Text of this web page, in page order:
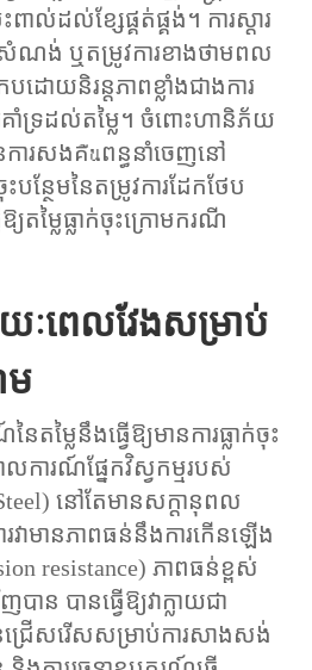
ល់ដល់ខ្សែផ្គត់ផ្គង់។ ការស្តារ
ណង់ ឬតម្រូវការខាងថាមពល
ោយនិរន្តភាពខ្លាំងជាងការ
ាំទ្រដល់តម្លៃ។ ចំពោះហានិភ័យ
ការសងគืนពន្ធនាំចេញនៅ
ន្ថែមនៃតម្រូវការដែកថែប
តម្លៃធ្លាក់ចុះក្រោមករណី
ពេលវែងសម្រាប់
តម្លៃនឹងធ្វើឱ្យមានការធ្លាក់ចុះ
ការណ៍ផ្នែកវិស្វកម្មរបស់
នៅតែមានសក្ដានុពល
វាមានភាពធន់នឹងការកើនឡើង
resistance) ភាពធន់ខ្ពស់
បាន បានធ្វើឱ្យវាក្លាយជា
រើសរើសសម្រាប់ការសាងសង់